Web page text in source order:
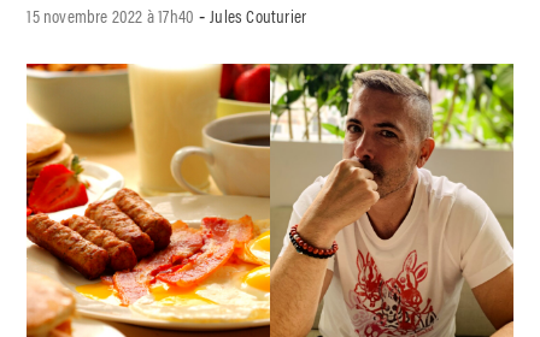
15 novembre 2022 à 17h40 - Jules Couturier